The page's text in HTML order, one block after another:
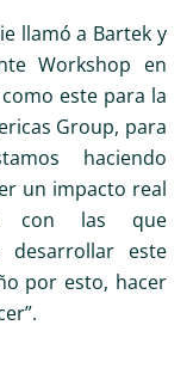
llamó a Bartek y
Workshop en
este para la
Group, para
haciendo
un impacto real
con las que
desarrollar este
por esto, hacer